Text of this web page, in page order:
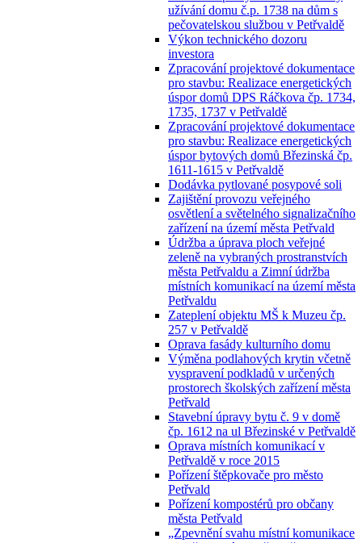
užívání domu č.p. 1738 na dům s
pečovatelskou službou v Petřvaldě
Výkon technického dozoru
investora
Zpracování projektové dokumentace
pro stavbu: Realizace energetických
úspor domů DPS Ráčkova čp. 1734,
1735, 1737 v Petřvaldě
Zpracování projektové dokumentace
pro stavbu: Realizace energetických
úspor bytových domů Březinská čp.
1611-1615 v Petřvaldě
Dodávka pytlované posypové soli
Zajištění provozu veřejného
osvětlení a světelného signalizačního
zařízení na území města Petřvald
Údržba a úprava ploch veřejné
zeleně na vybraných prostranstvích
města Petřvaldu a Zimní údržba
místních komunikací na území města
Petřvaldu
Zateplení objektu MŠ k Muzeu čp.
257 v Petřvaldě
Oprava fasády kulturního domu
Výměna podlahových krytin včetně
vyspravení podkladů v určených
prostorech školských zařízení města
Petřvald
Stavební úpravy bytu č. 9 v domě
čp. 1612 na ul Březinské v Petřvaldě
Oprava místních komunikací v
Petřvaldě v roce 2015
Pořízení štěpkovače pro město
Petřvald
Pořízení kompostérů pro občany
města Petřvald
„Zpevnění svahu místní komunikace